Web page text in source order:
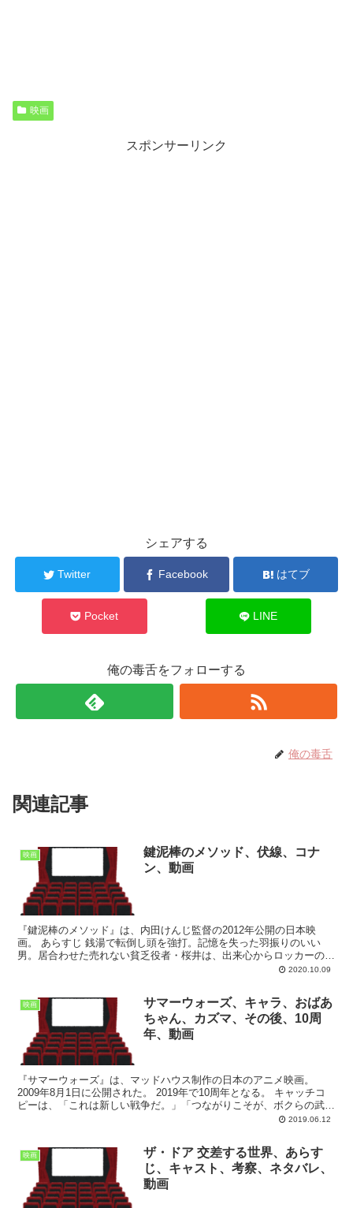
映画
スポンサーリンク
シェアする
Twitter Facebook はてブ
Pocket LINE
俺の毒舌をフォローする
俺の毒舌
関連記事
映画
鍵泥棒のメソッド、伏線、コナ
ン、動画
『鍵泥棒のメソッド』は、内田けんじ監督の2012年公開の日本映
画。 あらすじ 銭湯で転倒し頭を強打。記憶を失った羽振りのいい
男。居合わせた売れない貧乏役者・桜井は、出来心からロッカーの鍵
をすり替え、彼になりすます。が、その男はなんと誰も顔を...2020.10.09
映画
サマーウォーズ、キャラ、おばあ
ちゃん、カズマ、その後、10周
年、動画
『サマーウォーズ』は、マッドハウス制作の日本のアニメ映画。
2009年8月1日に公開された。 2019年で10周年となる。 キャッチコ
ピーは、「これは新しい戦争だ。」「つながりこそが、ボクらの武
2019.06.12
映画
ザ・ドア 交差する世界、あらす
じ、キャスト、考察、ネタバレ、
動画